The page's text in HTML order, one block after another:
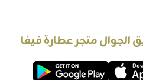
الجوال متجر عطارة فيفا